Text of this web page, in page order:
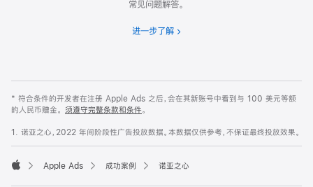
常见问题解答。
进一步了解
* 符合条件的开发者在注册 Apple Ads 之后，会在其新账号中看到与 100 美元等额
的人民币赠金。 须遵守完整条款和条件。
1. 诺亚之心，2022 年间阶段性广告投放数据。本数据仅供参考，不保证最终投放效果。
Apple Ads 成功案例 诺亚之心